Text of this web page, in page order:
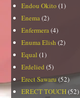
Endou Okito (1)
Enema(2)
Enfermera(4)
Enuma Elish (2)
Equal (1)
Erdelied (5)
Erect Sawaru (52)
ERECT TOUCH(52)